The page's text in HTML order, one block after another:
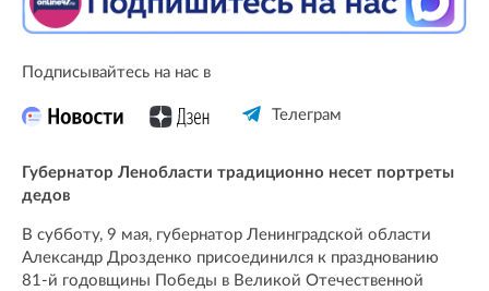
Подписывайтесь на нас в
Телеграм
Губернатор Ленобласти традиционно несет портреты
дедов
В субботу, 9 мая, губернатор Ленинградской области
Александр Дрозденко присоединился к празднованию
81-й годовщины Победы в Великой Отечественной